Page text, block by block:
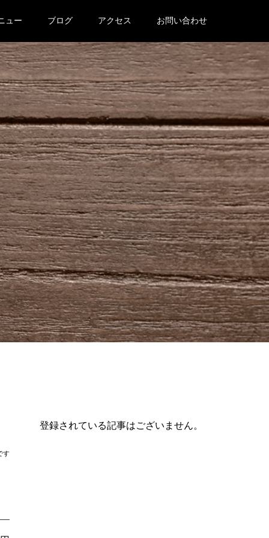
ュー ブログ アクセス お問い合わせ
す
登録されている記事はございません。